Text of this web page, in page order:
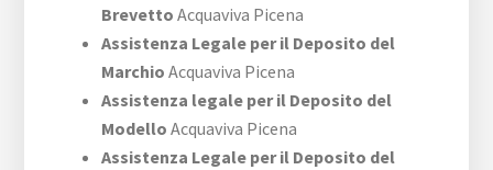
Brevetto Acquaviva Picena
Assistenza Legale per il Deposito del
Marchio Acquaviva Picena
Assistenza legale per il Deposito del
Modello Acquaviva Picena
Assistenza Legale per il Deposito del